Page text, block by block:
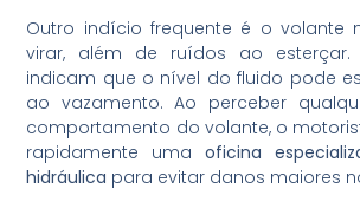
Outro indício frequente é o volante
virar, além de ruídos ao esterçar.
indicam que o nível do fluido pode
ao vazamento. Ao perceber
comportamento do volante, o
rapidamente umaoficina
hidráulica para evitar danos maiores